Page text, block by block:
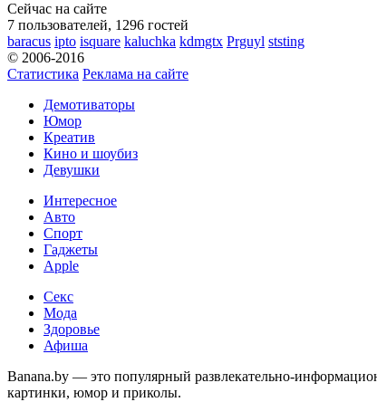
Сейчас на сайте
7 пользователей, 1296 гостей
baracus ipto isquare kaluchka kdmgtx Prguyl ststing
© 2006-2016
Статистика Реклама на сайте
Демотиваторы
Юмор
Креатив
Кино и шоубиз
Девушки
Интересное
Авто
Спорт
Гаджеты
Apple
Секс
Мода
Здоровье
Афиша
Banana.by — это популярный развлекательно-
картинки, юмор и приколы.